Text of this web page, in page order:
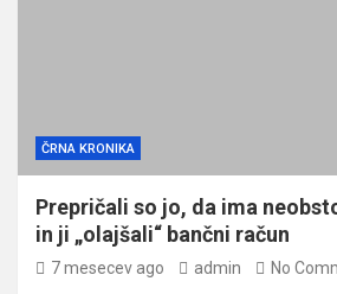
ČRNA KRONIKA
Prepričali so jo, da ima
in ji „olajšali“ bančni račun
7 mesecev ago admin No